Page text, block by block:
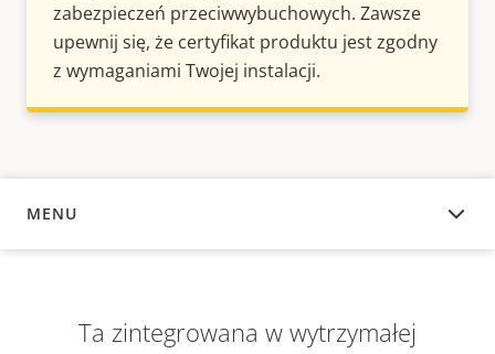
zabezpieczeń przeciwwybuchowych. Zawsze
upewnij się, że certyfikat produktu jest zgodny
z wymaganiami Twojej instalacji.
MENU
INFORMACJE OGÓLNE
Ta zintegrowana w wytrzymałej